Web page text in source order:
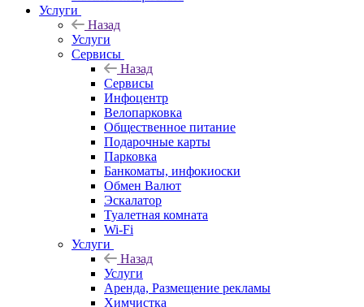
Услуги
Назад
Услуги
Сервисы
Назад
Сервисы
Инфоцентр
Велопарковка
Общественное питание
Подарочные карты
Парковка
Банкоматы, инфокиоски
Обмен Валют
Эскалатор
Туалетная комната
Wi-Fi
Услуги
Назад
Услуги
Аренда, Размещение рекламы
Химчистка